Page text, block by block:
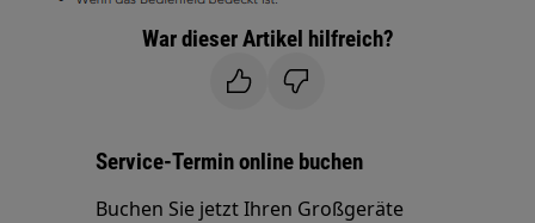
War dieser Artikel hilfreich?
Service-Termin online buchen
Buchen Sie jetzt Ihren Großgeräte